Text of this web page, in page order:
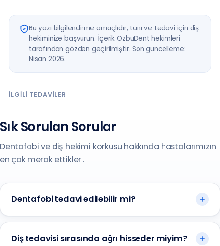
Bu yazı bilgilendirme amaçlıdır; tanı ve tedavi için diş
hekiminize başvurun. İçerik ÖzbuDent hekimleri
tarafından gözden geçirilmiştir. Son güncelleme:
Nisan 2026.
İLGILI TEDAVILER
Sık Sorulan Sorular
Dentafobi ve diş hekimi korkusu hakkında hastalarımızın
en çok merak ettikleri.
Dentafobi tedavi edilebilir mi?
Diş tedavisi sırasında ağrı hisseder miyim?